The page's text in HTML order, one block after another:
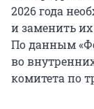
2026 года
и заменить
По данным
во
комитета по